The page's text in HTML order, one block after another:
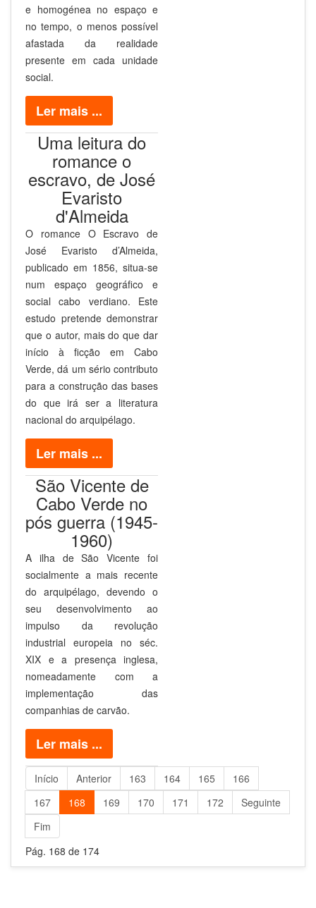
e homogénea no espaço e
no tempo, o menos possível
afastada da realidade
presente em cada unidade
social.
Ler mais ...
Uma leitura do
romance o
escravo, de José
Evaristo
d'Almeida
O romance O Escravo de
José Evaristo d’Almeida,
publicado em 1856, situa-se
num espaço geográfico e
social cabo verdiano. Este
estudo pretende demonstrar
que o autor, mais do que dar
início à ficção em Cabo
Verde, dá um sério contributo
para a construção das bases
do que irá ser a literatura
nacional do arquipélago.
Ler mais ...
São Vicente de
Cabo Verde no
pós guerra (1945-
1960)
A ilha de São Vicente foi
socialmente a mais recente
do arquipélago, devendo o
seu desenvolvimento ao
impulso da revolução
industrial europeia no séc.
XIX e a presença inglesa,
nomeadamente com a
implementação das
companhias de carvão.
Ler mais ...
Início Anterior 163 164 165
166
167
168 169 170 171 172
Seguinte
Fim
Pág. 168 de 174